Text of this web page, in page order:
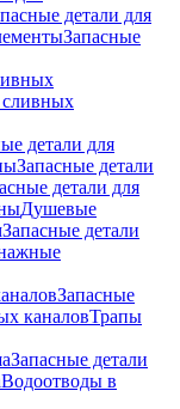
детали для
Запасные
детали для
Запасные детали
детали для
Душевые
Запасные детали
Запасные
каналовТрапы
Запасные детали
Водоотводы в